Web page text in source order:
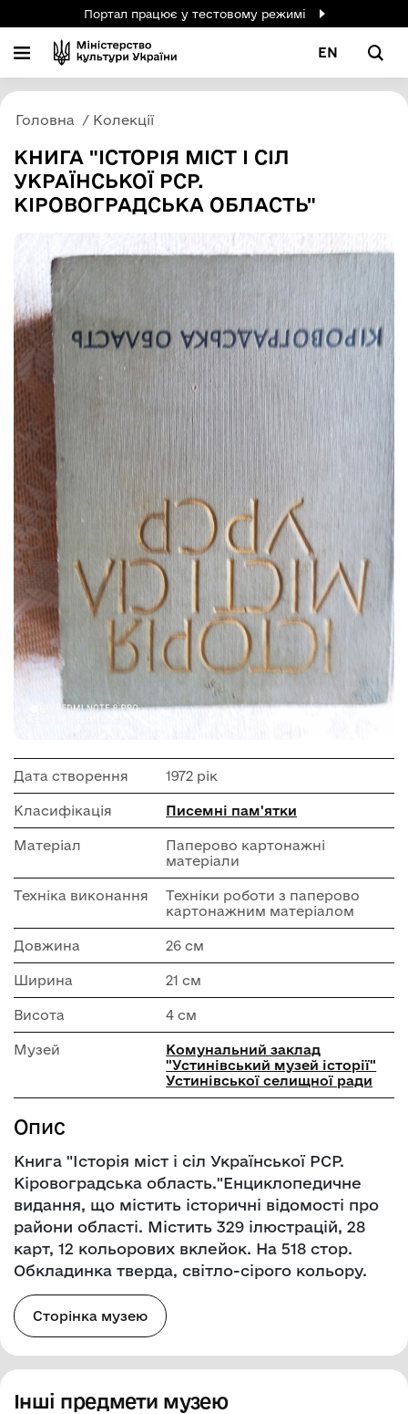
Портал працює у тестовому режимі
EN
Головна Колекції
КНИГА "ІСТОРІЯ МІСТ І СІЛ
УКРАЇНСЬКОЇ РСР.
КІРОВОГРАДСЬКА ОБЛАСТЬ"
Дата створення 1972 рік
Класифікація Писемні пам'ятки
Матеріал
Паперово картонажні
матеріали
Техніка виконання
Техніки роботи з паперово
картонажним матеріалом
Довжина 26 см
Ширина 21 см
Висота 4 см
Музей
Комунальний заклад
"Устинівський музей історії"
Устинівської селищної ради
Опис
Книга "Історія міст і сіл Української РСР.
Кіровоградська область."Енциклопедичне
видання, що містить історичні відомості про
райони області. Містить 329 ілюстрацій, 28
карт, 12 кольорових вклейок. На 518 стор.
Обкладинка тверда, світло-сірого кольору.
Сторінка музею
Інші предмети музею